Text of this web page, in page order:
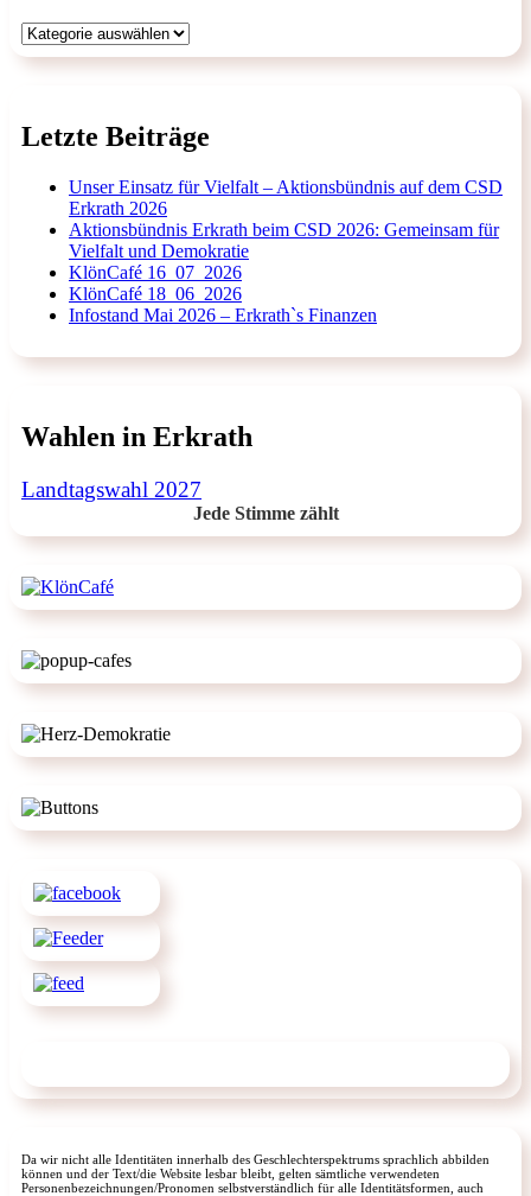
Kategorien
Letzte Beiträge
Unser Einsatz für Vielfalt – Aktionsbündnis auf dem CSD
Erkrath 2026
Aktionsbündnis Erkrath beim CSD 2026: Gemeinsam für
Vielfalt und Demokratie
KlönCafé 16_07_2026
KlönCafé 18_06_2026
Infostand Mai 2026 – Erkrath`s Finanzen
Wahlen in Erkrath
Landtagswahl 2027
Jede Stimme zählt
Da wir nicht alle Identitäten innerhalb des Geschlechterspektrums sprachlich abbilden
können und der Text/die Website lesbar bleibt, gelten sämtliche verwendeten
Personenbezeichnungen/Pronomen selbstverständlich für alle Identitätsformen, auch